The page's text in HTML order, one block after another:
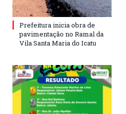
Prefeitura inicia obra de
pavimentação no Ramal da
Vila Santa Maria do Icatu